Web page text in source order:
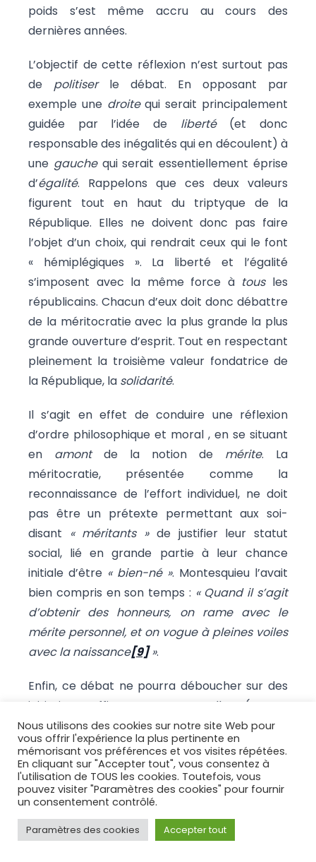
poids s’est même accru au cours des
dernières années.
L’objectif de cette réflexion n’est surtout pas
de politiser le débat. En opposant par
exemple une droitequi serait principalement
guidée par l’idée de liberté(et donc
responsable des inégalités qui en découlent) à
une gauche qui serait essentiellement éprise
d’égalité. Rappelons que ces deux valeurs
figurent tout en haut du triptyque de la
République. Elles ne doivent donc pas faire
l’objet d’un choix, qui rendrait ceux qui le font
« hémiplégiques ». La liberté et l’égalité
s’imposent avec la même force à tous les
républicains. Chacun d’eux doit donc débattre
de la méritocratie avec la plus grande la plus
grande ouverture d’esprit. Tout en respectant
pleinement la troisième valeur fondatrice de
la République, la solidarité.
Il s’agit en effet de conduire une réflexion
d’ordre philosophique et moral , en se situant
en amont de la notion de mérite. La
méritocratie, présentée comme la
reconnaissance de l’effort individuel, ne doit
pas être un prétexte permettant aux soi-
disant « méritants »de justifier leur statut
social, lié en grande partie à leur chance
initiale d’être « bien-né ». Montesquieu l’avait
bien compris en son temps : « Quand il s’agit
d’obtenir des honneurs, on rame avec le
mérite personnel, et on vogue à pleines voiles
avec la naissance[9]».
Enfin, ce débat ne pourra déboucher sur des
initiatives efficaces, consensuelles (ou au
moins majoritaires) que s’il est conduit de
façon apaisée, réaliste, rationnelle,
responsable… et productive. Pour cela, il devra
se tenir hors des partis politiques, et des
idéologies qu’ils portent. Hors également des
réflexes de leurs adhérents ou sympathisants
et des postures de leurs dirigeants. Il devra
Nous utilisons des cookies sur notre site Web pour
vous offrir l'expérience la plus pertinente en
mémorisant vos préférences et vos visites répétées.
En cliquant sur "Accepter tout", vous consentez à
l'utilisation de TOUS les cookies. Toutefois, vous
pouvez visiter "Paramètres des cookies" pour fournir
un consentement contrôlé.
Paramètres des cookies Accepter tout